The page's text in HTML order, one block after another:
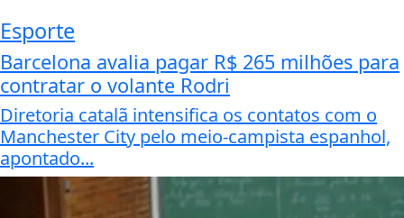
Esporte
Barcelona avalia pagar R$ 265 milhões para
contratar o volante Rodri
Diretoria catalã intensifica os contatos com o
Manchester City pelo meio-campista espanhol,
apontado...